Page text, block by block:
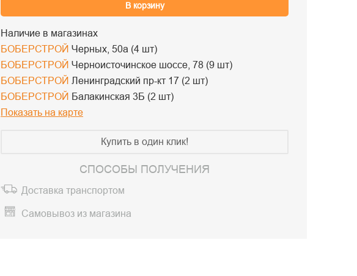
В корзину
Наличие в магазинах
БОБЕРСТРОЙ Черных, 50а (4 шт)
БОБЕРСТРОЙ Черноисточинское шоссе, 78 (9 шт)
БОБЕРСТРОЙ Ленинградский пр-кт 17 (2 шт)
БОБЕРСТРОЙ Балакинская 3Б (2 шт)
Показать на карте
Купить в один клик!
СПОСОБЫ ПОЛУЧЕНИЯ
Доставка транспортом
Самовывоз из магазина